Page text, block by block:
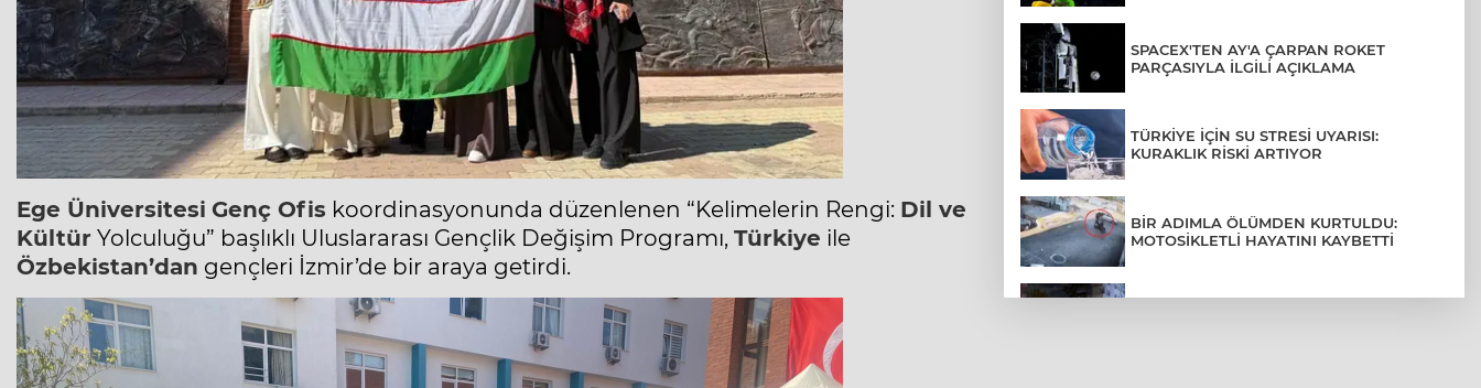
Ege Üniversitesi Genç Ofis koordinasyonunda düzenlenen “Kelimelerin Rengi: Dil ve
Kültür Yolculuğu” başlıklı Uluslararası Gençlik Değişim Programı, Türkiye ile
Özbekistan’dan gençleri İzmir’de bir araya getirdi.
SPACEX'TEN AY'A ÇARPAN ROKET
PARÇASIYLA İLGİLİ AÇIKLAMA
TÜRKİYE İÇİN SU STRESİ UYARISI:
KURAKLIK RİSKİ ARTIYOR
BİR ADIMLA ÖLÜMDEN KURTULDU:
MOTOSİKLETLİ HAYATINI KAYBETTİ